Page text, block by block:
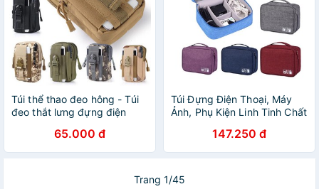
Túi thể thao đeo hông - Túi
đeo thắt lưng đựng điện
65.000 đ
Túi Đựng Điện Thoại, Máy
Ảnh, Phụ Kiện Linh Tinh Chất
147.250 đ
Trang 1/45